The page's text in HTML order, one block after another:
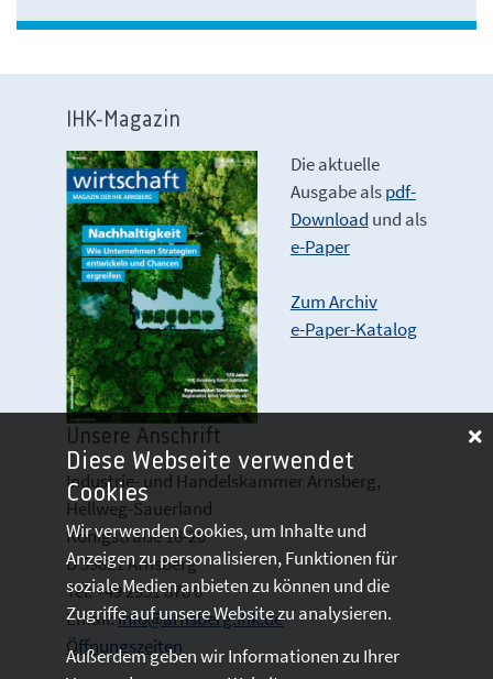
IHK-Magazin
Die aktuelle
Ausgabe alspdf-
Download und als
e-Paper
Zum Archiv
e-Paper-Katalog
Unsere Anschrift
Industrie- und Handelskammer Arnsberg,
Hellweg-Sauerland
Königstraße 18-20
D 59821 Arnsberg
Tel: +49 2931 878 0
Email:info@arnsberg.ihk.de
Öffnungszeiten
Diese Webseite verwendet
Cookies
Wir verwenden Cookies, um Inhalte und
Anzeigen zu personalisieren, Funktionen für
soziale Medien anbieten zu können und die
Zugriffe auf unsere Website zu analysieren.
Außerdem geben wir Informationen zu Ihrer